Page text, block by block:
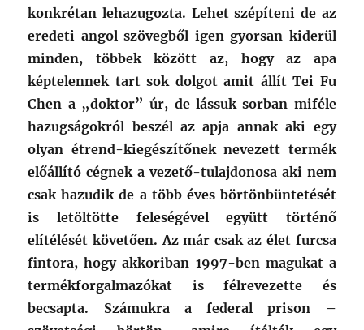
konkrétan lehazugozta. Lehet szépíteni de az
eredeti angol szövegből igen gyorsan kiderül
minden, többek között az, hogy az apa
képtelennek tart sok dolgot amit állít Tei Fu
Chen a „doktor” úr, de lássuk sorban miféle
hazugságokról beszél az apja annak aki egy
olyan étrend-kiegészítőnek nevezett termék
előállító cégnek a vezető-tulajdonosa aki nem
csak hazudik de a több éves börtönbüntetését
is letöltötte feleségével együtt történő
elítélését követően. Az már csak az élet furcsa
fintora, hogy akkoriban 1997-ben magukat a
termékforgalmazókat is félrevezette és
becsapta. Számukra a federal prison –